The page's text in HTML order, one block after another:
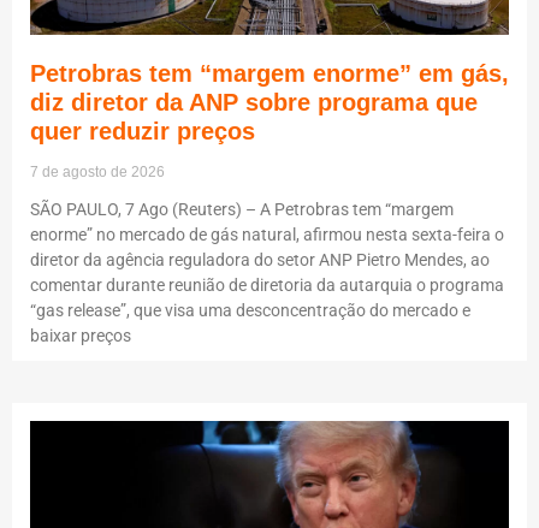
Petrobras tem “margem enorme” em gás,
diz diretor da ANP sobre programa que
quer reduzir preços
7 de agosto de 2026
SÃO PAULO, 7 Ago (Reuters) – A Petrobras tem “margem
enorme” no mercado de gás natural, afirmou nesta sexta-feira o
diretor da agência reguladora do setor ANP Pietro Mendes, ao
comentar durante reunião de diretoria da autarquia o programa
“gas release”, que visa uma desconcentração do mercado e
baixar preços